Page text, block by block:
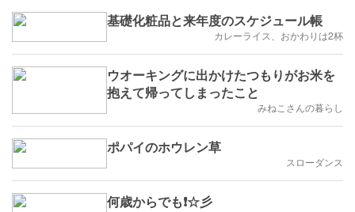
基礎化粧品と来年度のスケジュール帳
カレーライス、おかわりは2杯
ウオーキングに出かけたつもりがお米を
抱えて帰ってしまったこと
みねこさんの暮らし
ポパイのホウレン草
スローダンス
何歳からでも❗️☆彡